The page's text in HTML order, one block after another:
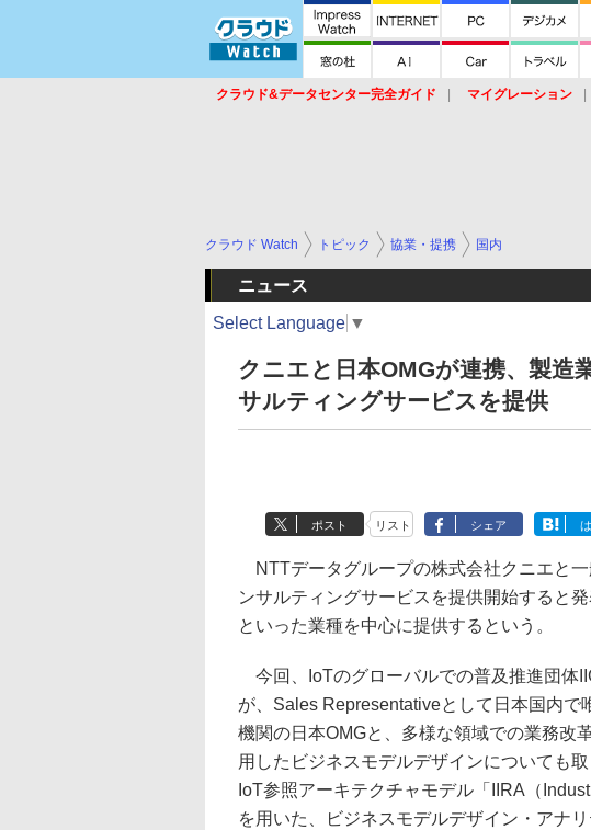
クラウド&データセンター完全ガイド マイグレーション
クラウド Watch トピック 協業・提携 国内
ニュース
Select Language ▼
クニエと日本OMGが連携、製造
サルティングサービスを提供
ポスト リスト シェア
NTTデータグループの株式会社クニエと
ンサルティングサービスを提供開始すると
といった業種を中心に提供するという。
今回、IoTのグローバルでの普及推進団体
が、Sales Representativeとして日本国内で
機関の日本OMGと、多様な領域での業務改
用したビジネスモデルデザインについても
IoT参照アーキテクチャモデル「IIRA（
を用いた、ビジネスモデルデザイン・アナ